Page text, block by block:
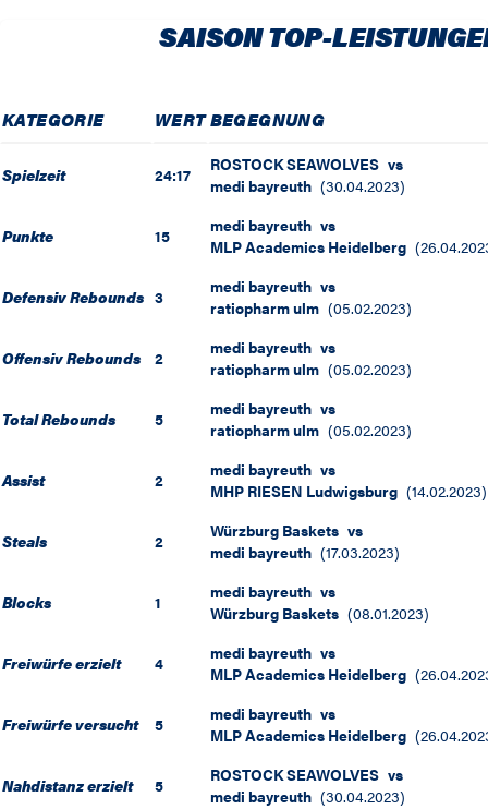
SAISON TOP-
KATEGORIE WERTBEGEGNUNG
Spielzeit 24:17 ROSTOCK SEAWOLVES vs
medi bayreuth (30.04.2023)
Punkte 15 medi bayreuth vs
MLP Academics Heidelberg (
Defensiv Rebounds 3 medi bayreuth vs
ratiopharm ulm (05.02.2023)
Offensiv Rebounds 2 medi bayreuth vs
ratiopharm ulm (05.02.2023)
Total Rebounds 5 medi bayreuth vs
ratiopharm ulm (05.02.2023)
Assist 2 medi bayreuth vs
MHP RIESEN Ludwigsburg (14.02.2023)
Steals 2 Würzburg Baskets vs
medi bayreuth (17.03.2023)
Blocks 1 medi bayreuth vs
Würzburg Baskets (08.01.2023)
Freiwürfe erzielt 4 medi bayreuth vs
MLP Academics Heidelberg (
Freiwürfe versucht 5 medi bayreuth vs
MLP Academics Heidelberg (
Nahdistanz erzielt 5 ROSTOCK SEAWOLVES vs
medi bayreuth (30.04.2023)